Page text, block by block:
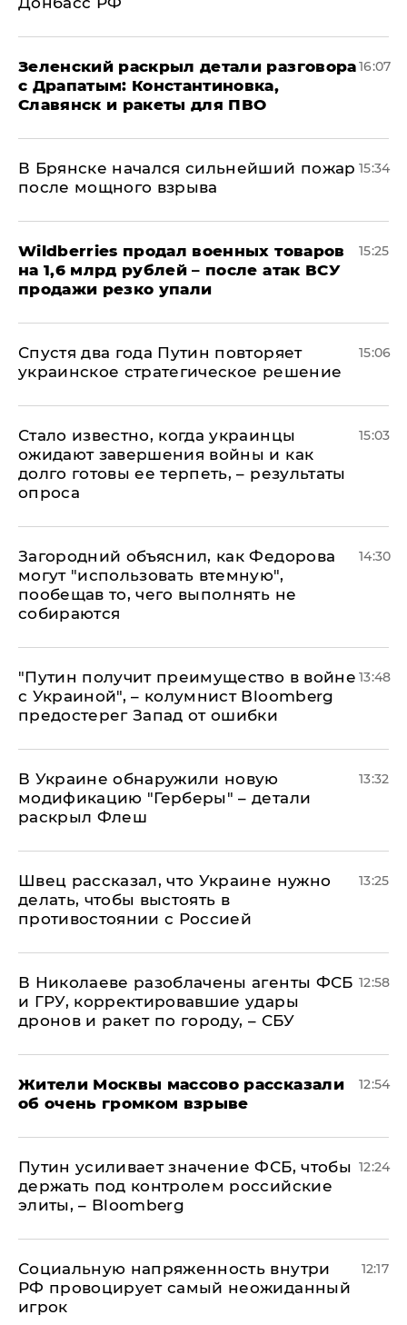
​Зеленский раскрыл детали разговора
с Драпатым: Константиновка,
Славянск и ракеты для ПВО
16:07
В Брянске начался сильнейший пожар
после мощного взрыва
15:34
​Wildberries продал военных товаров
на 1,6 млрд рублей – после атак ВСУ
продажи резко упали
15:25
Спустя два года Путин повторяет
украинское стратегическое решение
15:06
Стало известно, когда украинцы
ожидают завершения войны и как
долго готовы ее терпеть, – результаты
опроса
15:03
Загородний объяснил, как Федорова
могут "использовать втемную",
пообещав то, чего выполнять не
собираются
14:30
"Путин получит преимущество в войне
с Украиной", – колумнист Bloomberg
предостерег Запад от ошибки
13:48
В Украине обнаружили новую
модификацию "Герберы" – детали
раскрыл Флеш
13:32
Швец рассказал, что Украине нужно
делать, чтобы выстоять в
противостоянии с Россией
13:25
В Николаеве разоблачены агенты ФСБ
и ГРУ, корректировавшие удары
дронов и ракет по городу, – СБУ
12:58
Жители Москвы массово рассказали
об очень громком взрыве
12:54
Путин усиливает значение ФСБ, чтобы
держать под контролем российские
элиты, – Bloomberg
12:24
Социальную напряженность внутри
РФ провоцирует самый неожиданный
игрок
12:17